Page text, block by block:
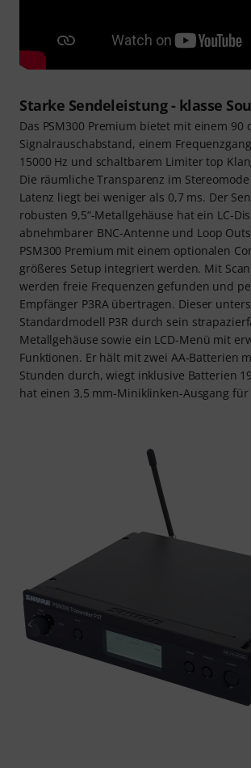
Starke Sendeleistung - klasse
Das PSM300 Premium bietet mit einem 90
Signalrauschabstand, einem
15000 Hz und schaltbarem Limiter top
Die räumliche Transparenz im
Latenz liegt bei weniger als 0,7 ms. Der
robusten 9,5“-Metallgehäuse hat ein LC-
abnehmbarer BNC-Antenne und Loop
PSM300 Premium mit einem optionalen
größeres Setup integriert werden. Mit
werden freie Frequenzen gefunden und
Empfänger P3RA übertragen. Dieser
Standardmodell P3R durch sein
Metallgehäuse sowie ein LCD-Menü mit
Funktionen. Er hält mit zwei AA-Batterien
Stunden durch, wiegt inklusive Batterien
hat einen 3,5 mm-Miniklinken-Ausgang